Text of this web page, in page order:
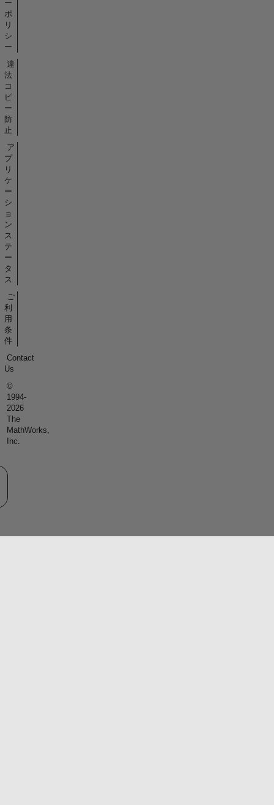
ー
ポ
リ
シ
ー
違
法
コ
ピ
ー
防
止
ア
プ
リ
ケ
ー
シ
ョ
ン
ス
テ
ー
タ
ス
ご
利
用
条
件
Contact
Us
©
1994-
2026
The
MathWorks,
Inc.
サイトの選択